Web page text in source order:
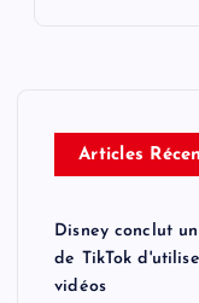
Articles
Disney conclut
de TikTok
vidéos